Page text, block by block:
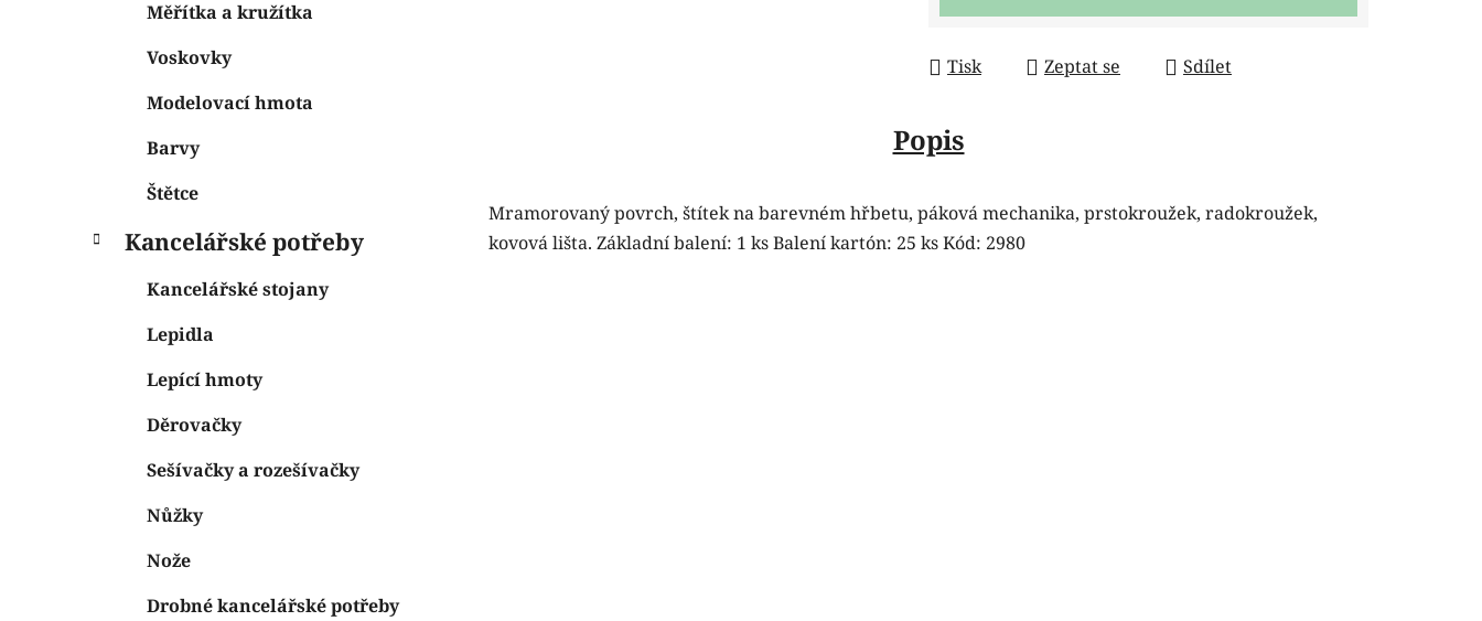
Měřítka a kružítka
Voskovky
Modelovací hmota
Barvy
Štětce
Kancelářské potřeby
Kancelářské stojany
Lepidla
Lepící hmoty
Děrovačky
Sešívačky a rozešívačky
Nůžky
Nože
Drobné kancelářské potřeby
Tisk Zeptat se Sdílet
Popis
Mramorovaný povrch, štítek na barevném hřbetu, páková mechanika, prstokroužek, radokroužek,
kovová lišta. Základní balení: 1 ks Balení kartón: 25 ks Kód: 2980